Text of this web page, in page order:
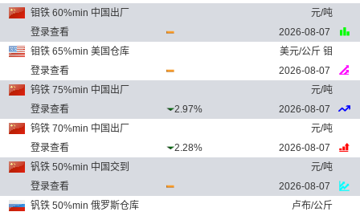
钼铁 60%min 中国出厂
元/吨
登录查看
2026-08-07
钼铁 65%min 美国仓库
美元/公斤 钼
登录查看
2026-08-07
钨铁 75%min 中国出厂
元/吨
登录查看
2.97%
2026-08-07
钨铁 70%min 中国出厂
元/吨
登录查看
2.28%
2026-08-07
钒铁 50%min 中国交到
元/吨
登录查看
2026-08-07
钒铁 50%min 俄罗斯仓库
卢布/公斤